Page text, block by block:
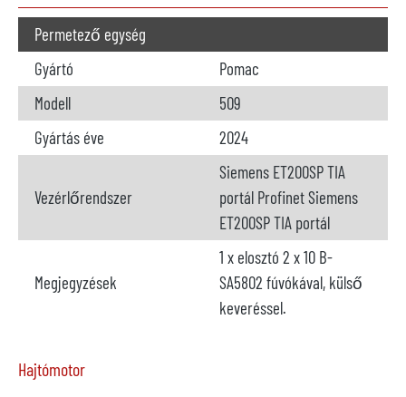
Permetező egység
Gyártó
Pomac
Modell
509
Gyártás éve
2024
Vezérlőrendszer
Siemens ET200SP TIA
portál Profinet Siemens
ET200SP TIA portál
Megjegyzések
1 x elosztó 2 x 10 B-
SA5802 fúvókával, külső
keveréssel.
Hajtómotor